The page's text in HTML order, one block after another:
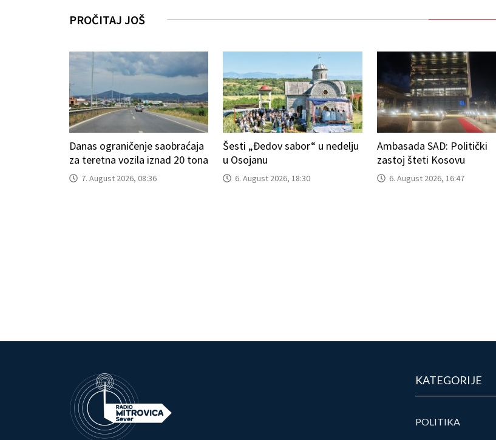
PROČITAJ JOŠ
Danas ograničenje saobraćaja
za teretna vozila iznad 20 tona
7. August 2026, 08:36
Šesti „Đedov sabor“ u nedelju
u Osojanu
6. August 2026, 18:30
Ambasada SAD: Politički
zastoj šteti Kosovu
6. August 2026, 16:47
KATEGORIJE
POLITIKA